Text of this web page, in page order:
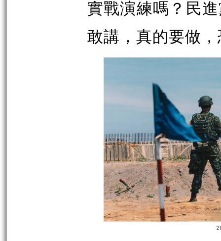
實戰演練嗎？民
敢講，真的要做